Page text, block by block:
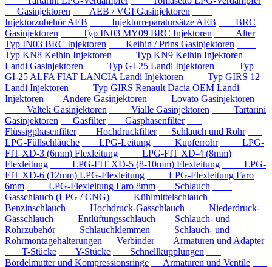
Gasinjektoren
AEB / VGI Gasinjektoren
Injektorzubehör AEB
Injektorreparatursätze AEB
BRC
Gasinjektoren
Typ IN03 MY09 BRC Injektoren
Alter
Typ IN03 BRC Injektoren
Keihin / Prins Gasinjektoren
Typ KN8 Keihin Injektoren
Typ KN9 Keihin Injektoren
Landi Gasinjektoren
Typ GI-25 Landi Injektoren
Typ
GI-25 ALFA FIAT LANCIA Landi Injektoren
Typ GIRS 12
Landi Injektoren
Typ GIRS Renault Dacia OEM Landi
Injektoren
Andere Gasinjektoren
Lovato Gasinjektoren
Valtek Gasinjektoren
Vialle Gasinjektoren
Tartarini
Gasinjektoren
Gasfilter
Gasphasenfilter
Flüssigphasenfilter
Hochdruckfilter
Schlauch und Rohr
LPG-Füllschläuche
LPG-Leitung Kupferrohr
LPG-
FIT XD-3 (6mm) Flexleitung
LPG-FIT XD-4 (8mm)
Flexleitung
LPG-FIT XD-5 (8-10mm) Flexleitung
LPG-
FIT XD-6 (12mm) LPG-Flexleitung
LPG-Flexleitung Faro
6mm
LPG-Flexleitung Faro 8mm
Schlauch
Gasschlauch (LPG / CNG)
Kühlmittelschlauch
Benzinschlauch
Hochdruck-Gasschlauch
Niederdruck-
Gasschlauch
Entlüftungsschlauch
Schlauch- und
Rohrzubehör
Schlauchklemmen
Schlauch- und
Rohrmontagehalterungen
Verbinder
Armaturen und Adapter
T-Stücke
Y-Stücke
Schnellkupplungen
Bördelmutter und Kompressionsringe
Armaturen und Ventile